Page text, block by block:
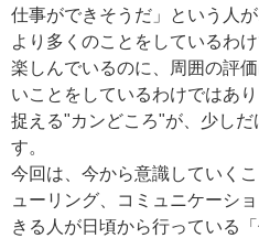
仕事ができそうだ」という人
より多くのことをしているわ
楽しんでいるのに、周囲の評
いことをしているわけではあ
捉える"カンどころ"が、少し
す。
今回は、今から意識していく
ューリング、コミュニケーシ
きる人が日頃から行っている